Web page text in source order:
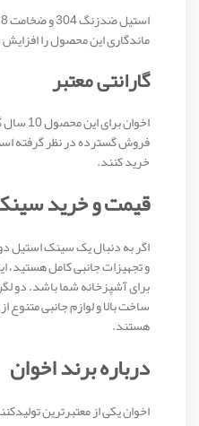
ماندگاری این محصول را
گارانتی معتبر
اخوان
فروش گسترده در نظر گرفته
خرید کنند.
قیمت و خرید سینک
اگر به دنبال یک سینک استیل
و تجهیزات جانبی کامل هستید،
برای آشپزخانه شما باشد. دو
ساخت بالا و لوازم جانبی
هستند.
درباره برند اخوان
اخوان یکی از معتبرترین